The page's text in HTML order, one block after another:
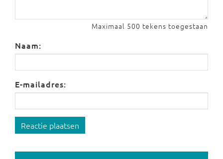
Maximaal 500 tekens toegestaan
Naam:
E-mailadres:
Reactie plaatsen